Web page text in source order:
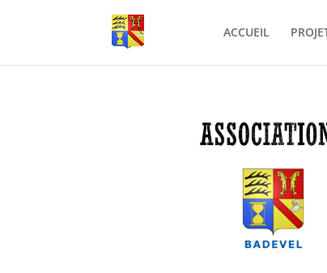
ACCUEIL